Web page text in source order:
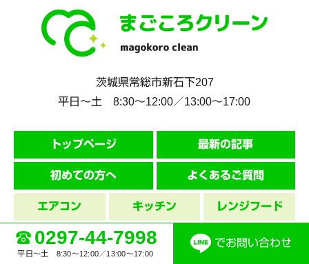
0297-44-7998
平日～土 8:30〜12:00／13:00〜17:00
でお問い合わせ
茨城県常総市新石下207
平日～土 8:30〜12:00／13:00〜17:00
トップページ 最新の記事
初めての方へ よくあるご質問
エアコン キッチン レンジフード
換気扇 浴室 洗面台